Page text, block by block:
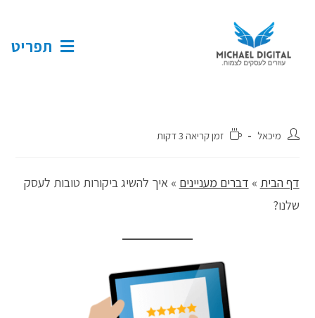
תפריט
מיכאל זמן קריאה 3 דקות
דף הבית » דברים מעניינים »איך להשיג ביקורות טובות לעסק
שלנו?